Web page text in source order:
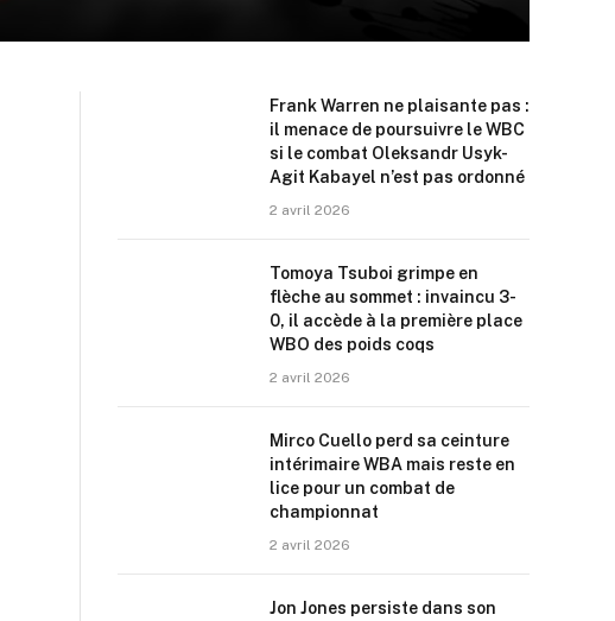
Frank Warren ne plaisante pas :
il menace de poursuivre le WBC
si le combat Oleksandr Usyk-
Agit Kabayel n’est pas ordonné
2 avril 2026
Tomoya Tsuboi grimpe en
flèche au sommet : invaincu 3-
0, il accède à la première place
WBO des poids coqs
2 avril 2026
Mirco Cuello perd sa ceinture
intérimaire WBA mais reste en
lice pour un combat de
championnat
2 avril 2026
Jon Jones persiste dans son